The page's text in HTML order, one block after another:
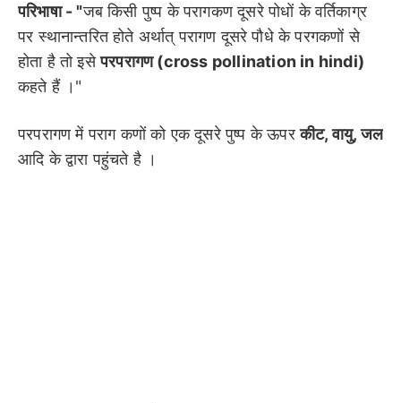
परिभाषा - "जब किसी पुष्प के परागकण दूसरे पोधों के वर्तिकाग्र
पर स्थानान्तरित होते अर्थात् परागण दूसरे पौधे के परगकणों से
होता है तो इसेपरपरागण (cross pollination in hindi)
कहते हैं ।"
परपरागण में पराग कणों को एक दूसरे पुष्प के ऊपरकीट, वायु, जल
आदि के द्वारा पहुंचते है ।